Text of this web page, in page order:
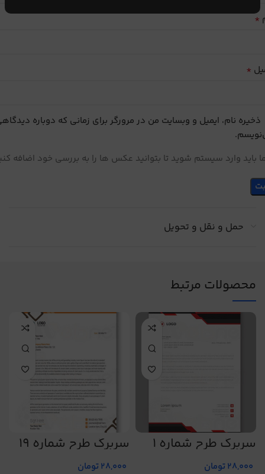
*
*
ذخیره نام، ایمیل و وبسایت من در مرورگر برای زمانی که دوباره
باید وارد سیستم شوید تا بتوانید عکس ها را به بررسی خود اضافه
حمل و نقل و تحویل
محصولات مرتبط
سربرگ طرح شماره 1
28,000تومان
سربرگ طرح شماره 19
28,000تومان